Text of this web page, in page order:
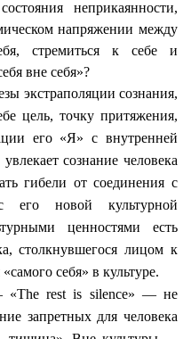
неприкаянности,
напряжении между
стремиться к себе и
вне себя»?
экстраполяции сознания,
цель, точку притяжения,
его «Я» с внутренней
сознание человека
гибели от соединения с
новой культурной
ценностями есть
столкнувшегося лицом к
себя» в культуре.
«The rest is silence» — не
запретных для человека